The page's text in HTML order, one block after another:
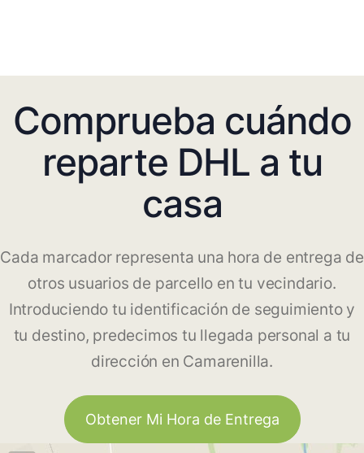
Comprueba cuándo
reparte DHL a tu
casa
Cada marcador representa una hora de entrega de
otros usuarios de parcello en tu vecindario.
Introduciendo tu identificación de seguimiento y
tu destino, predecimos tu llegada personal a tu
dirección en Camarenilla.
Obtener Mi Hora de Entrega